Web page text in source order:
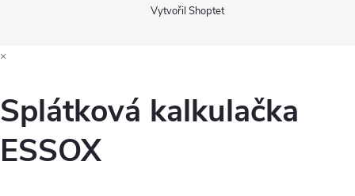
Vytvořil Shoptet
×
Splátková kalkulačka
ESSOX